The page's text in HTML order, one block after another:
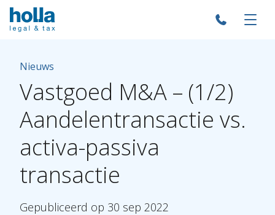
Nieuws
Vastgoed M&A – (1/2)
Aandelentransactie vs.
activa-passiva
transactie
Gepubliceerd op 30 sep 2022